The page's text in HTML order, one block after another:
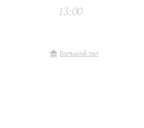
13:00
Большой зал